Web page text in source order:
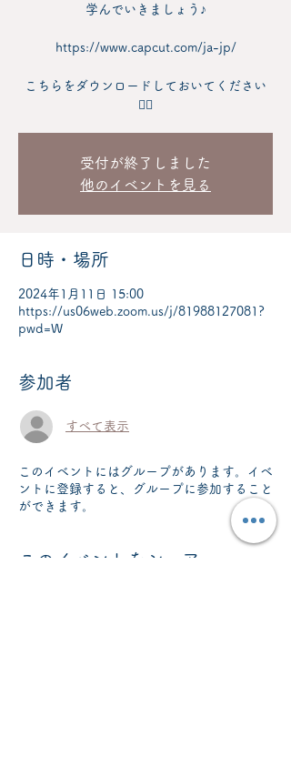
学んでいきましょう♪
https://www.capcut.com/ja-jp/
こちらをダウンロードしておいてください
🙇‍♀️
受付が終了しました
他のイベントを見る
日時・場所
2024年1月11日 15:00
https://us06web.zoom.us/j/81988127081?
pwd=W
参加者
すべて表示
このイベントにはグループがあります。イベ
ントに登録すると、グループに参加すること
ができます。
このイベントをシェア